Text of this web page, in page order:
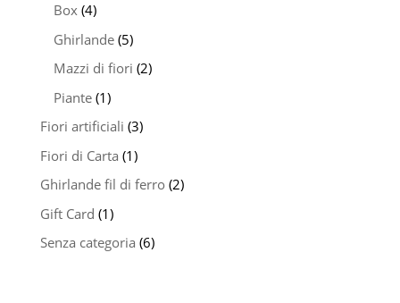
Box (4)
Ghirlande (5)
Mazzi di fiori (2)
Piante (1)
Fiori artificiali (3)
Fiori di Carta (1)
Ghirlande fil di ferro (2)
Gift Card (1)
Senza categoria (6)